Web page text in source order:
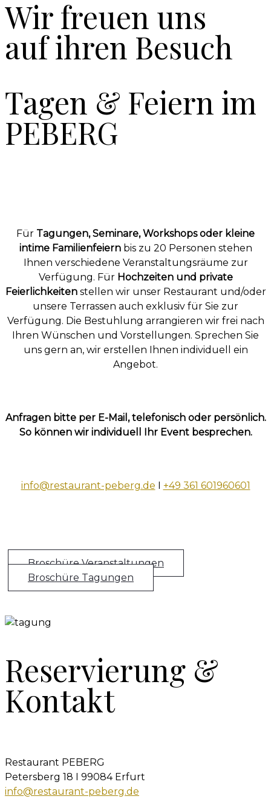
Wir freuen uns
auf ihren Besuch
Tagen & Feiern im
PEBERG
Für Tagungen, Seminare, Workshops oder kleine
intime Familienfeiernbis zu 20 Personen stehen
Ihnen verschiedene Veranstaltungsräume zur
Verfügung. Für Hochzeiten und private
Feierlichkeitenstellen wir unser Restaurant und/oder
unsere Terrassen auch exklusiv für Sie zur
Verfügung. Die Bestuhlung arrangieren wir frei nach
Ihren Wünschen und Vorstellungen. Sprechen Sie
uns gern an, wir erstellen Ihnen individuell ein
Angebot.
Anfragen bitte per E-Mail, telefonisch oder persönlich.
So können wir individuell Ihr Event besprechen.
info@restaurant-peberg.de I +49 361 601960601
Broschüre Veranstaltungen
Broschüre Tagungen
Reservierung &
Kontakt
Restaurant PEBERG
Petersberg 18 I 99084 Erfurt
info@restaurant-peberg.de